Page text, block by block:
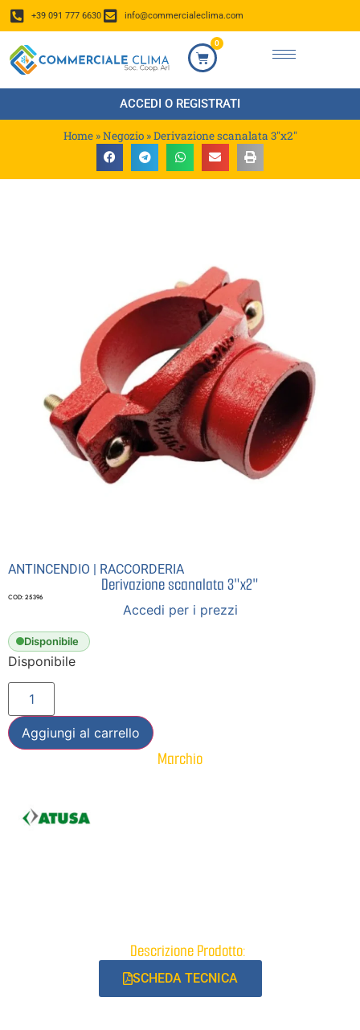
+39 091 777 6630 info@commercialeclima.com
0
ACCEDI O REGISTRATI
Home»Negozio»Derivazione scanalata 3″x2″
ANTINCENDIO | RACCORDERIA
Derivazione scanalata 3″x2″
COD: 25396
Accedi per i prezzi
Disponibile
Disponibile
Aggiungi al carrello
Marchio
Descrizione Prodotto:
SCHEDA TECNICA